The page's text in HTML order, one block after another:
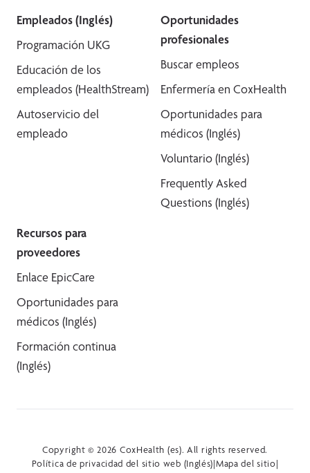
Empleados (Inglés)
Programación UKG
Educación de los
empleados (HealthStream)
Autoservicio del
empleado
Oportunidades
profesionales
Buscar empleos
Enfermería en CoxHealth
Oportunidades para
médicos (Inglés)
Voluntario (Inglés)
Frequently Asked
Questions (Inglés)
Recursos para
proveedores
Enlace EpicCare
Oportunidades para
médicos (Inglés)
Formación continua
(Inglés)
Copyright © 2026 CoxHealth (es). All rights reserved.
Política de privacidad del sitio web (Inglés)|Mapa del sitio|